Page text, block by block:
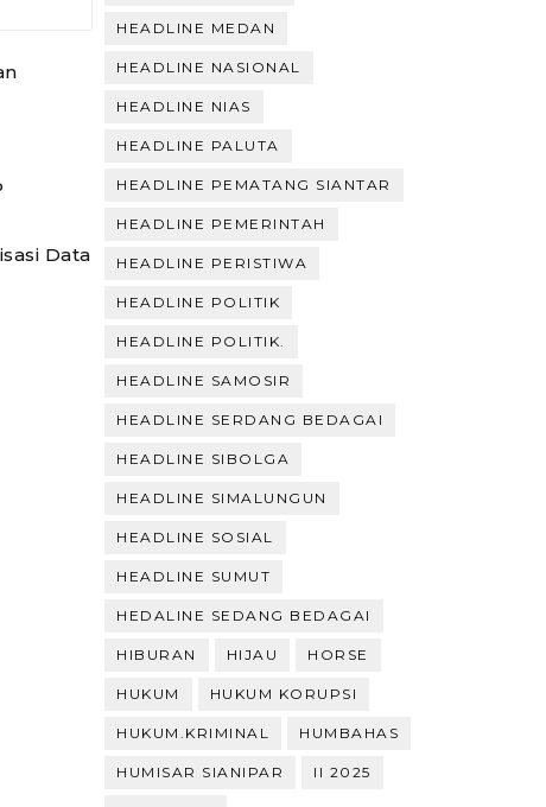
Data
HEADLINE MEDAN
HEADLINE NASIONAL
HEADLINE NIAS
HEADLINE PALUTA
HEADLINE PEMATANG SIANTAR
HEADLINE PEMERINTAH
HEADLINE PERISTIWA
HEADLINE POLITIK
HEADLINE POLITIK.
HEADLINE SAMOSIR
HEADLINE SERDANG BEDAGAI
HEADLINE SIBOLGA
HEADLINE SIMALUNGUN
HEADLINE SOSIAL
HEADLINE SUMUT
HEDALINE SEDANG BEDAGAI
HIBURAN HIJAU HORSE
HUKUM HUKUM KORUPSI
HUKUM.KRIMINAL HUMBAHAS
HUMISAR SIANIPAR II 2025